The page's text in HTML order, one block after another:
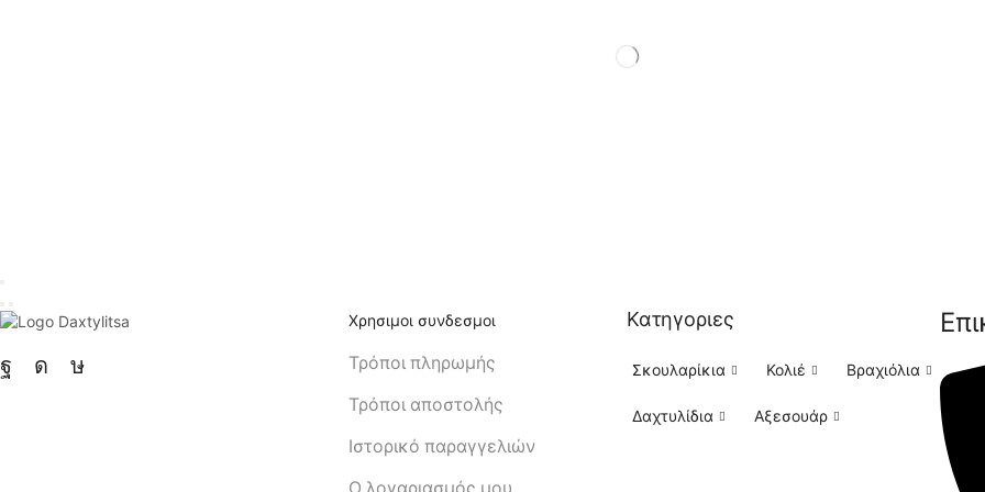
Χρησιμοι συνδεσμοι
Τρόποι πληρωμής
Τρόποι αποστολής
Ιστορικό παραγγελιών
Κατηγοριες
Σκουλαρίκια Κολιέ Βραχιόλια
Δαχτυλίδια Αξεσουάρ